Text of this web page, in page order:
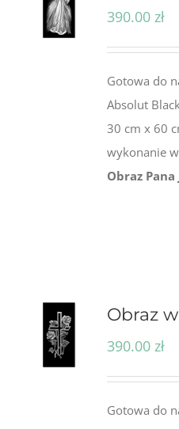
KOSZYKA
390.00 zł
Gotowa do
Absolut
30 cm x 60
wykonanie
Obraz Pana
DODAJ
Obraz
390.00 zł
Gotowa do